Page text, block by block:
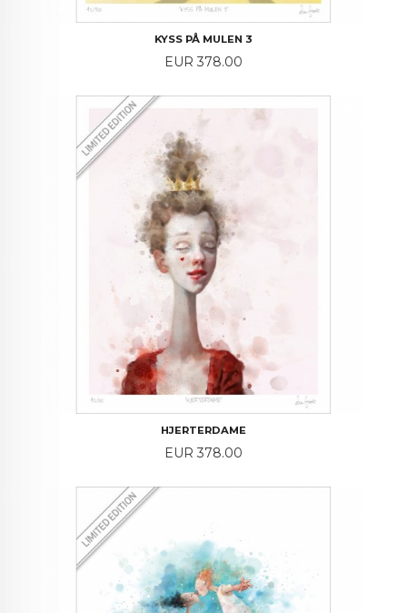
KYSS PÅ MULEN 3
Price
EUR 378.00
HJERTERDAME
Price
EUR 378.00